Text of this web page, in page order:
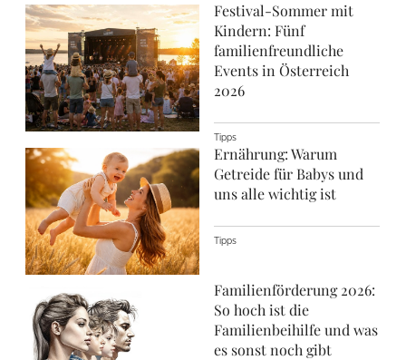
Festival-Sommer mit
Kindern: Fünf
familienfreundliche
Events in Österreich
2026
Tipps
Ernährung: Warum
Getreide für Babys und
uns alle wichtig ist
Tipps
Familienförderung 2026:
So hoch ist die
Familienbeihilfe und was
es sonst noch gibt